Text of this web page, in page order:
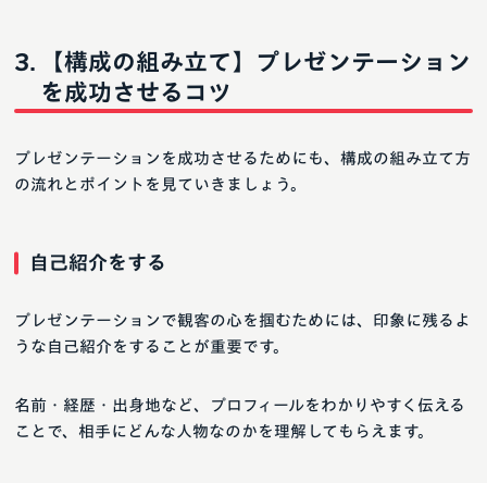
【構成の組み立て】プレゼンテーション
を成功させるコツ
プレゼンテーションを成功させるためにも、構成の組み立て方
の流れとポイントを見ていきましょう。
自己紹介をする
プレゼンテーションで観客の心を掴むためには、印象に残るよ
うな自己紹介をすることが重要です。
名前・経歴・出身地など、プロフィールをわかりやすく伝える
ことで、相手にどんな人物なのかを理解してもらえます。